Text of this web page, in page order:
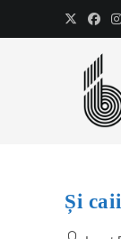
Și